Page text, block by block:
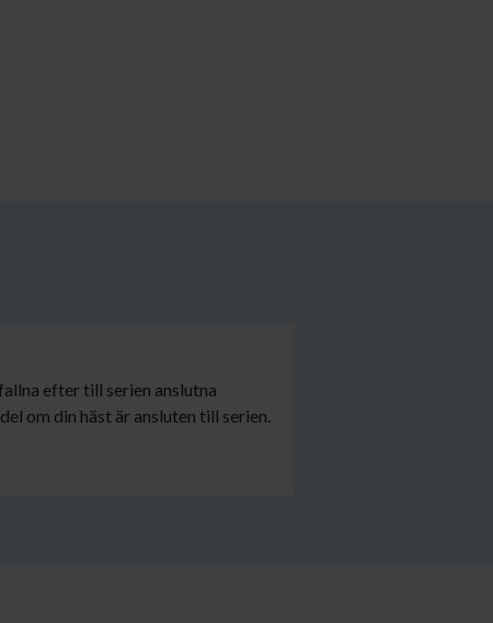
efter till serien anslutna
om din häst är ansluten till serien.